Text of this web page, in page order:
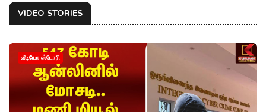
VIDEO STORIES
வீடியோ ஸ்டோரி